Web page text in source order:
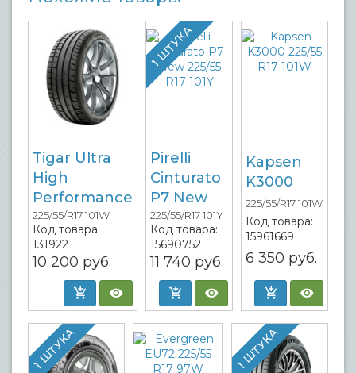
Tigar Ultra
High
Performance
225/55/R17 101W
Код товара:
131922
10 200 руб.
1 ШТУКА
Pirelli
Cinturato
P7 New
225/55/R17 101Y
Код товара:
15690752
11 740 руб.
Kapsen
K3000
225/55/R17 101W
Код товара:
15961669
6 350 руб.
1 ШТУКА 1 ШТУКА